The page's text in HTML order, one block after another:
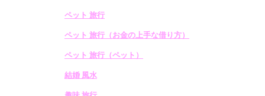
ペット 旅行
ペット 旅行（お金の上手な借り方）
ペット 旅行（ペット）
結婚 風水